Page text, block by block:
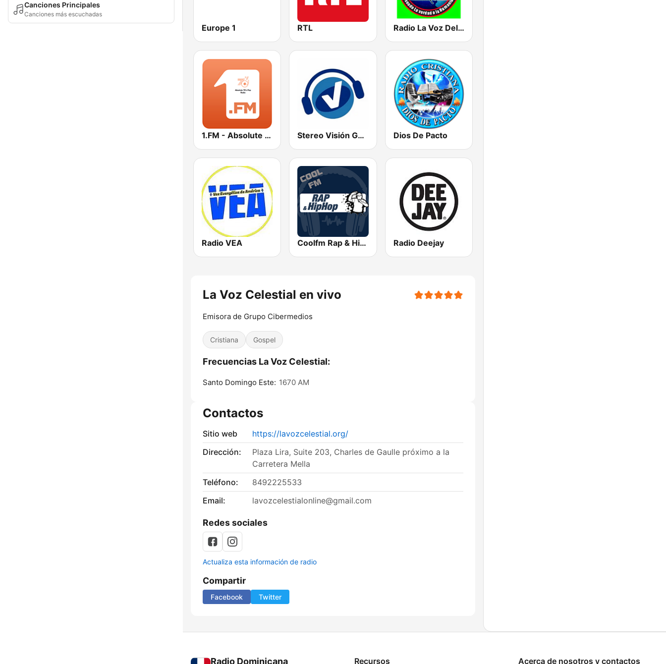
Canciones Principales
Canciones más escuchadas
Europe 1 RTL Radio La Voz Del Hogar
1.FM - Absolute 70s Pop Stereo Visión Guatemala Dios De Pacto
Radio VEA Coolfm Rap & Hip Hop Radio Deejay
La Voz Celestial en vivo
Emisora de Grupo Cibermedios
Cristiana Gospel
Frecuencias La Voz Celestial:
Santo Domingo Este: 1670 AM
Contactos
Sitio web
https://lavozcelestial.org/
Dirección:
Plaza Lira, Suite 203, Charles de Gaulle próximo a la
Carretera Mella
Teléfono:
8492225533
Email:
lavozcelestialonline@gmail.com
Redes sociales
Actualiza esta información de radio
Compartir
Facebook Twitter
Radio Dominicana Recursos Acerca de nosotros y contactos